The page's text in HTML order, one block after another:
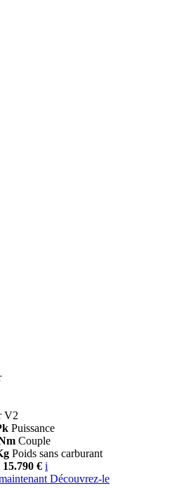
V2
Puissance
Couple
Poids sans carburant
€ i
Découvrez-le